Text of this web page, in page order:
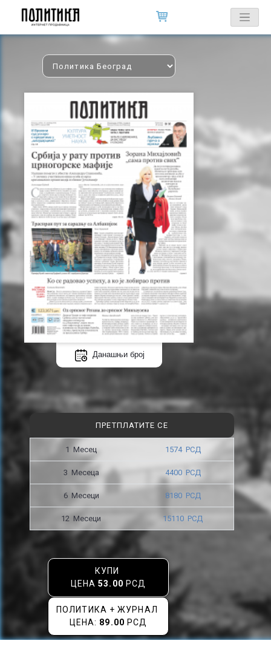
Данашњи број
ПРЕТПЛАТИТЕ СЕ
1 Месец 1574 РСД
3 Месецa 4400 РСД
6 Месеци 8180 РСД
12 Месеци 15110 РСД
КУПИ
ЦЕНА53.00 РСД
ПОЛИТИКА + ЖУРНАЛ
ЦЕНА: 89.00 РСД